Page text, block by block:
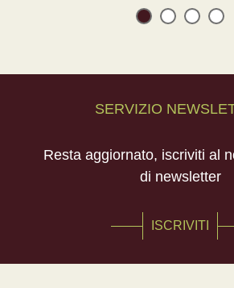
SERVIZIO
Resta aggiornato, iscriviti al
di newsletter
ISCRIVITI